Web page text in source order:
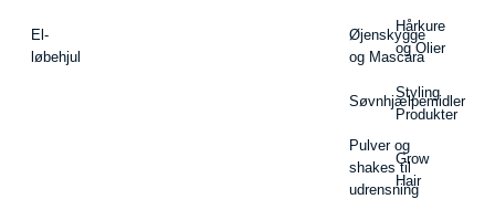
El-
løbehjul
Øjenskygge
og Mascara
Søvnhjælpemidler
Pulver og
shakes til
udrensning
Hårkure
og Olier
Styling
Produkter
Grow
Hair